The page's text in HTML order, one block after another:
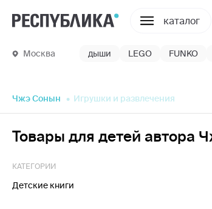
каталог
Москва дыши LEGO FUNKO
Чжэ Сонын Игрушки и развлечения
Товары для детей автора
КАТЕГОРИИ
Детские книги